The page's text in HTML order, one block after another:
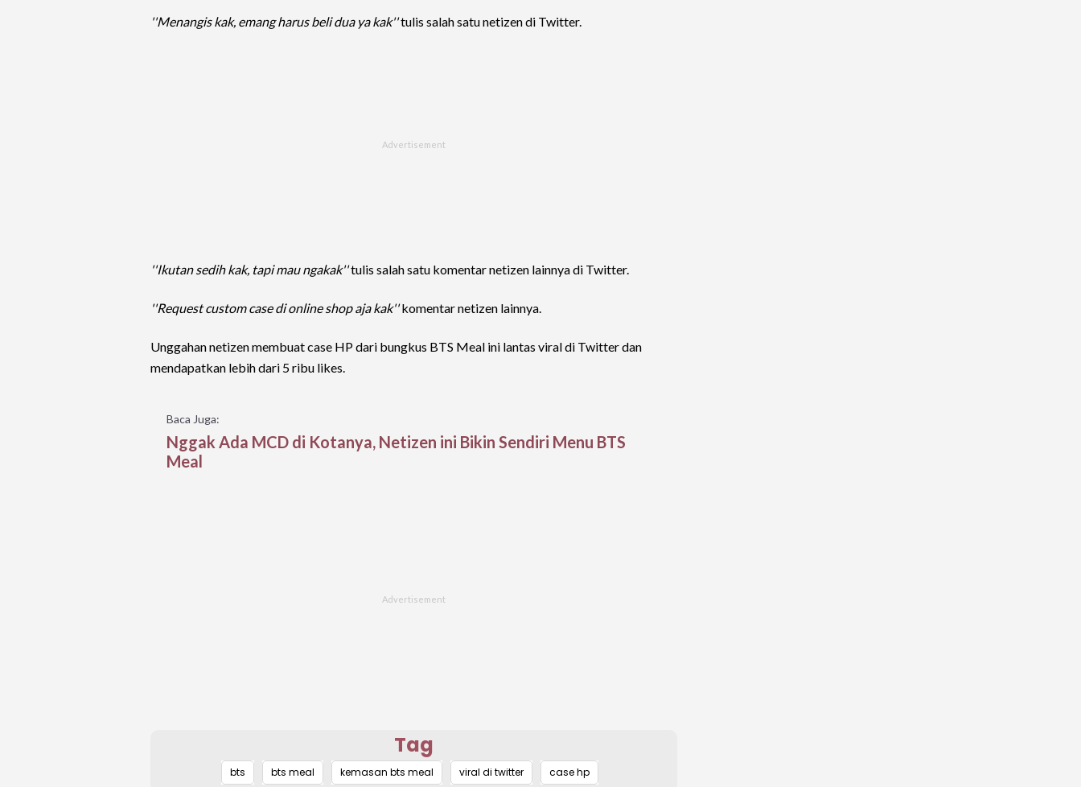
''Menangis kak, emang harus beli dua ya kak''tulis salah satu netizen di Twitter.
''Ikutan sedih kak, tapi mau ngakak''tulis salah satu komentar netizen lainnya di Twitter.
''Request custom case di online shop aja kak''komentar netizen lainnya.
Unggahan netizen membuat case HP dari bungkus BTS Meal ini lantas viral di Twitter dan
mendapatkan lebih dari 5 ribu likes.
Baca Juga:
Nggak Ada MCD di Kotanya, Netizen ini Bikin Sendiri Menu BTS
Meal
Tag
bts bts meal kemasan bts meal viral di twitter case hp